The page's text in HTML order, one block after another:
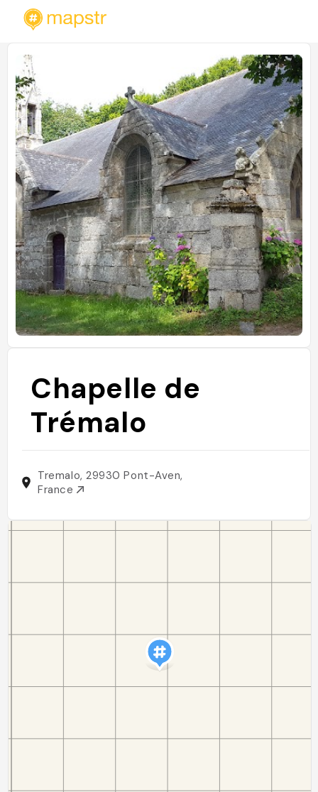
Chapelle de
Trémalo
Tremalo, 29930 Pont-Aven,
France